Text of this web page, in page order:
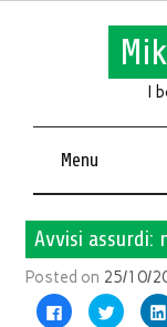
I
Menu
Avvisi assurdi:
Posted on 25/10/
Fai
clic
Fai
clic